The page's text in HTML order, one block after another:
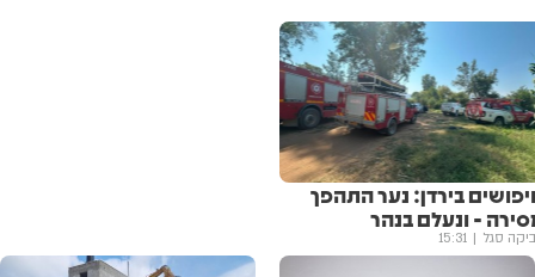
בירדן: נער התהפך
- ונעלם בנהר
סגל 15:31